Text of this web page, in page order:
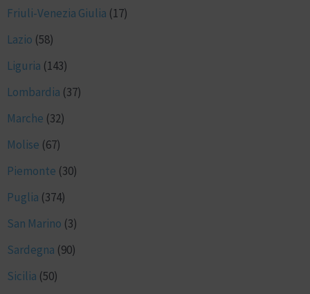
Friuli-Venezia Giulia (17)
Lazio (58)
Liguria (143)
Lombardia (37)
Marche (32)
Molise (67)
Piemonte (30)
Puglia (374)
San Marino (3)
Sardegna (90)
Sicilia (50)